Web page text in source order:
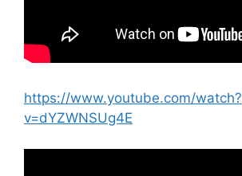
https://www.youtube.com/watch?
v=dYZWNSUg4E